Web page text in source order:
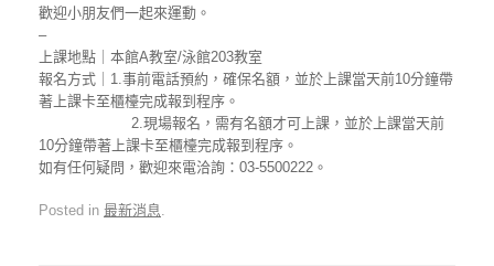
歡迎小朋友們一起來運動。
–
上課地點｜本館A教室/泳館203教室
報名方式｜1.事前電話預約，確保名額，並於上課當天前10分鐘帶
著上課卡至櫃檯完成報到程序。
2.現場報名，需有名額才可上課，並於上課當天前
10分鐘帶著上課卡至櫃檯完成報到程序。
如有任何疑問，歡迎來電洽詢：03-5500222。
Posted in 最新消息.